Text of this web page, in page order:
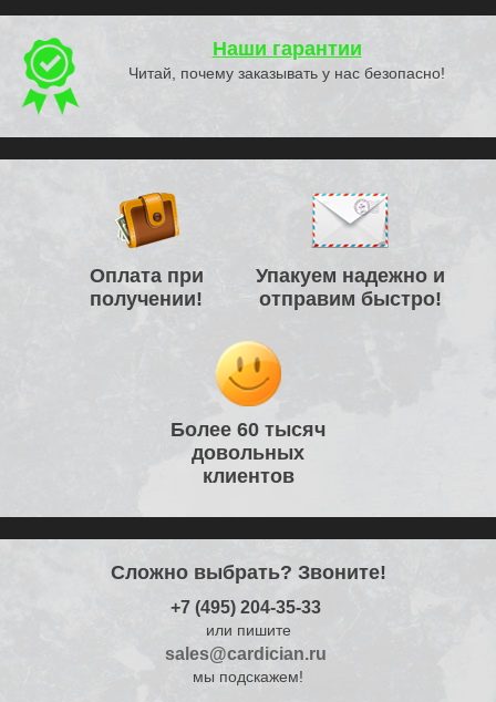
Наши гарантии
Читай, почему заказывать у нас безопасно!
Оплата при
получении!
Упакуем надежно и
отправим быстро!
Более 60 тысяч
довольных
клиентов
Сложно выбрать? Звоните!
+7 (495) 204-35-33
или пишите
sales@cardician.ru
мы подскажем!